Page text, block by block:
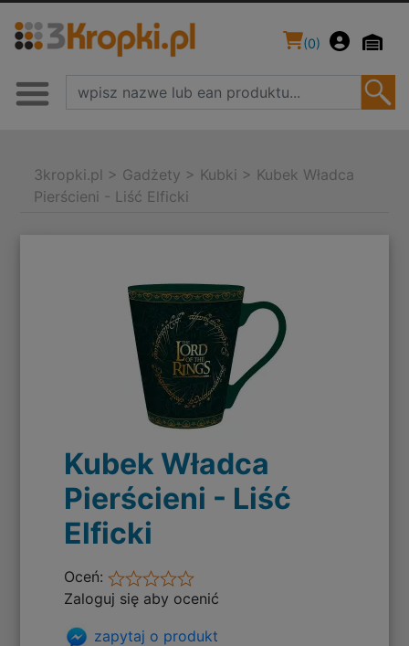
(0)
3kropki.pl > Gadżety > Kubki > Kubek Władca
Pierścieni - Liść Elficki
Kubek Władca
Pierścieni - Liść
Elficki
Oceń:
Zaloguj się aby ocenić
zapytaj o produkt